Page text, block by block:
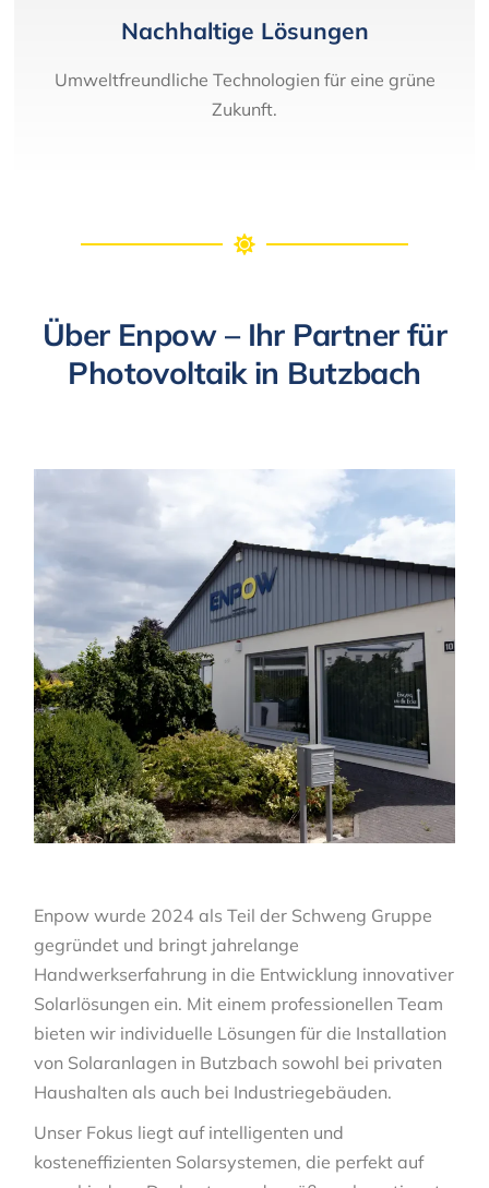
Nachhaltige Lösungen
Umweltfreundliche Technologien für eine grüne
Zukunft.
Über Enpow – Ihr Partner für
Photovoltaik in Butzbach
Enpow wurde 2024 als Teil der Schweng Gruppe
gegründet und bringt jahrelange
Handwerkserfahrung in die Entwicklung innovativer
Solarlösungen ein. Mit einem professionellen Team
bieten wir individuelle Lösungen für die Installation
von Solaranlagen in Butzbach sowohl bei privaten
Haushalten als auch bei Industriegebäuden.
Unser Fokus liegt auf intelligenten und
kosteneffizienten Solarsystemen, die perfekt auf